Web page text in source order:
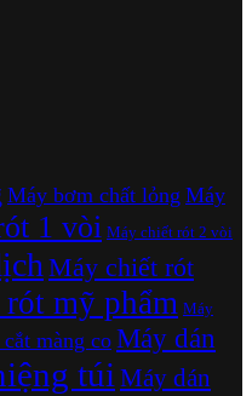
Máy bơm chất lỏng Máy
1 vòi Máy chiết rót 2 vòi
Máy chiết rót
mỹ phẩm Máy
màng coMáy dán
túi Máy dán